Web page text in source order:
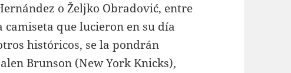
o Željko Obradović, entre
que lucieron en su día
históricos, se la pondrán
Brunson (New York Knicks),